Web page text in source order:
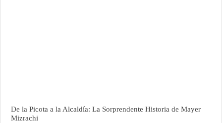
De la Picota a la Alcaldía: La Sorprendente Historia de Mayer
Mizrachi